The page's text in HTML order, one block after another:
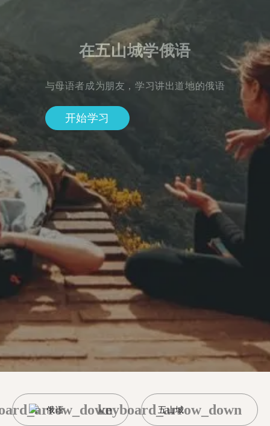
在五山城学俄语
与母语者成为朋友，学习讲出道地的俄语
开始学习
俄语 五山城
keyboard_arrow_down